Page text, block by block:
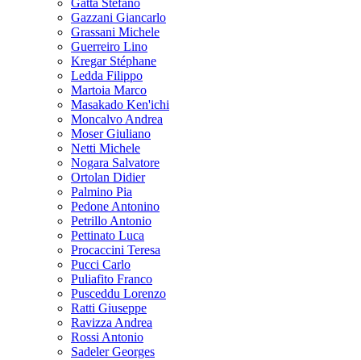
Gatta Stefano
Gazzani Giancarlo
Grassani Michele
Guerreiro Lino
Kregar Stéphane
Ledda Filippo
Martoia Marco
Masakado Ken'ichi
Moncalvo Andrea
Moser Giuliano
Netti Michele
Nogara Salvatore
Ortolan Didier
Palmino Pia
Pedone Antonino
Petrillo Antonio
Pettinato Luca
Procaccini Teresa
Pucci Carlo
Puliafito Franco
Pusceddu Lorenzo
Ratti Giuseppe
Ravizza Andrea
Rossi Antonio
Sadeler Georges